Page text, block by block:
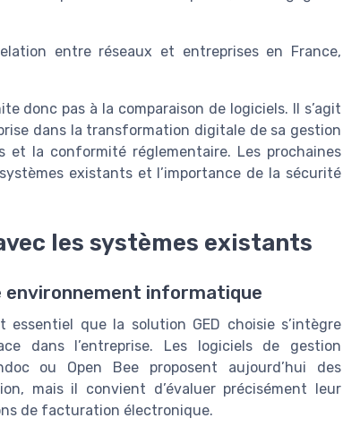
entre réseaux et entreprises en France,
donc pas à la comparaison de logiciels. Il s’agit
dans la transformation digitale de sa gestion
et la conformité réglementaire. Les prochaines
existants et l’importance de la sécurité
les systèmes existants
informatique
que la solution GED choisie s’intègre
dans l’entreprise. Les logiciels de gestion
ou Open Bee proposent aujourd’hui des
mais il convient d’évaluer précisément leur
de facturation électronique.